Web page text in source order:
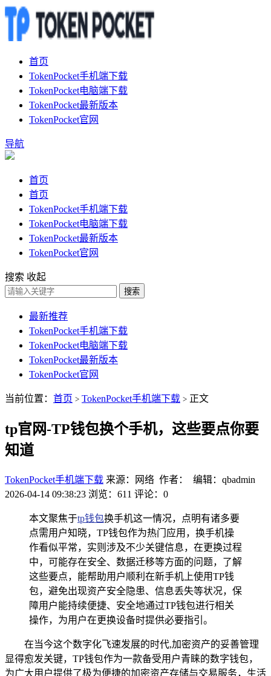
首页
TokenPocket手机端下载
TokenPocket电脑端下载
TokenPocket最新版本
TokenPocket官网
导航
首页
首页
TokenPocket手机端下载
TokenPocket电脑端下载
TokenPocket最新版本
TokenPocket官网
搜索 收起
搜索
最新推荐
TokenPocket手机端下载
TokenPocket电脑端下载
TokenPocket最新版本
TokenPocket官网
当前位置： 首页 > TokenPocket手机端下载 > 正文
tp官网-TP钱包换个手机，这些要点你要
知道
TokenPocket手机端下载 来源：网络 作者： 编辑：qbadmin
2026-04-14 09:38:23 浏览：611 评论：0
本文聚焦于tp钱包换手机这一情况，点明有诸多要
点需用户知晓，TP钱包作为热门应用，换手机操
作看似平常，实则涉及不少关键信息，在更换过程
中，可能存在安全、数据迁移等方面的问题，了解
这些要点，能帮助用户顺利在新手机上使用TP钱
包，避免出现资产安全隐患、信息丢失等状况，保
障用户能持续便捷、安全地通过TP钱包进行相关
操作，为用户在更换设备时提供必要指引。
在当今这个数字化飞速发展的时代,加密资产的妥善管理
显得愈发关键，TP钱包作为一款备受用户青睐的数字钱包，
为广大用户提供了极为便捷的加密资产存储与交易服务，生活